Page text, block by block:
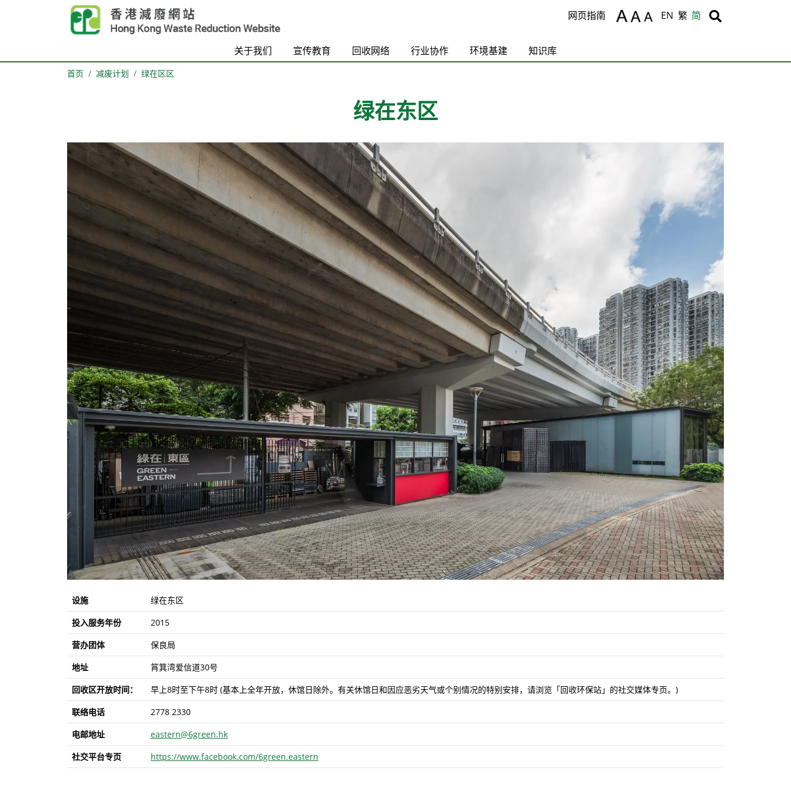
Skip to main content
Body
网页指南 EN 繁 简 Body
关于我们 宣传教育 回收网络 行业协作 环境基建 知识库
首页 减废计划 绿在区区
绿在东区
Body
设施
绿在东区
投入服务年份
2015
营办团体
保良局
地址
筲箕湾爱信道30号
回收区开放时间：
早上8时至下午8时 (基本上全年开放，休馆日除外。有关休馆日和因应恶劣天气或个别情况的特别安排，请浏览「回收环保站」的社交媒体专页。)
联络电话
2778 2330
电邮地址
eastern@6green.hk
社交平台专页
https://www.facebook.com/6green.eastern